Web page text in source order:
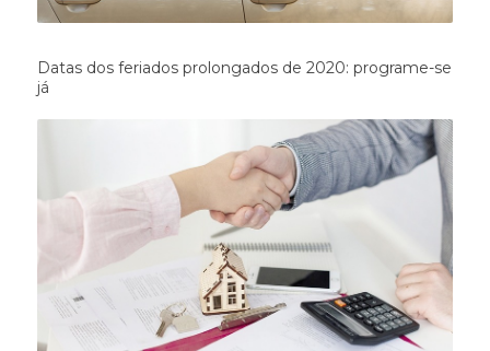
Datas dos feriados prolongados de 2020: programe-se
já